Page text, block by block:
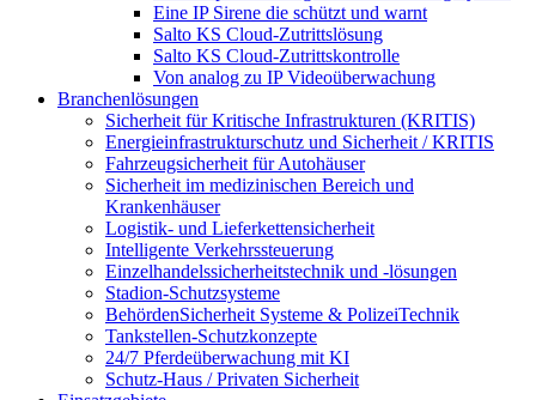
Eine IP Sirene die schützt und warnt
Salto KS Cloud-Zutrittslösung
Salto KS Cloud-Zutrittskontrolle
Von analog zu IP Videoüberwachung
Branchenlösungen
Sicherheit für Kritische Infrastrukturen (KRITIS)
Energieinfrastrukturschutz und Sicherheit / KRITIS
Fahrzeugsicherheit für Autohäuser
Sicherheit im medizinischen Bereich und
Krankenhäuser
Logistik- und Lieferkettensicherheit
Intelligente Verkehrssteuerung
Einzelhandelssicherheitstechnik und -lösungen
Stadion-Schutzsysteme
BehördenSicherheit Systeme & PolizeiTechnik
Tankstellen-Schutzkonzepte​
24/7 Pferdeüberwachung mit KI
Schutz-Haus / Privaten Sicherheit